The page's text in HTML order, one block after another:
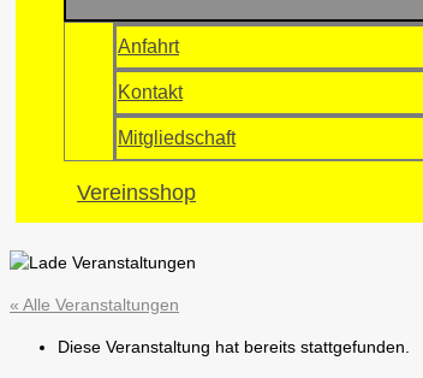
Anfahrt
Kontakt
Mitgliedschaft
Vereinsshop
« Alle Veranstaltungen
Diese Veranstaltung hat bereits stattgefunden.